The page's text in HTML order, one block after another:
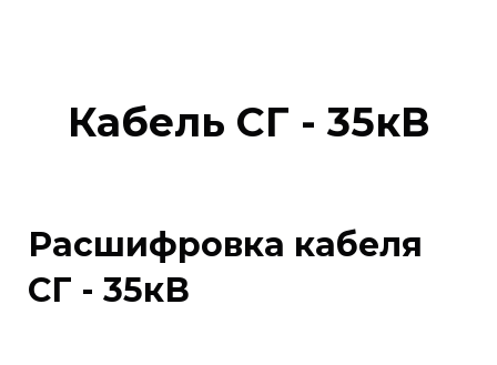
Кабель СГ - 35кВ
Расшифровка кабеля
СГ - 35кВ